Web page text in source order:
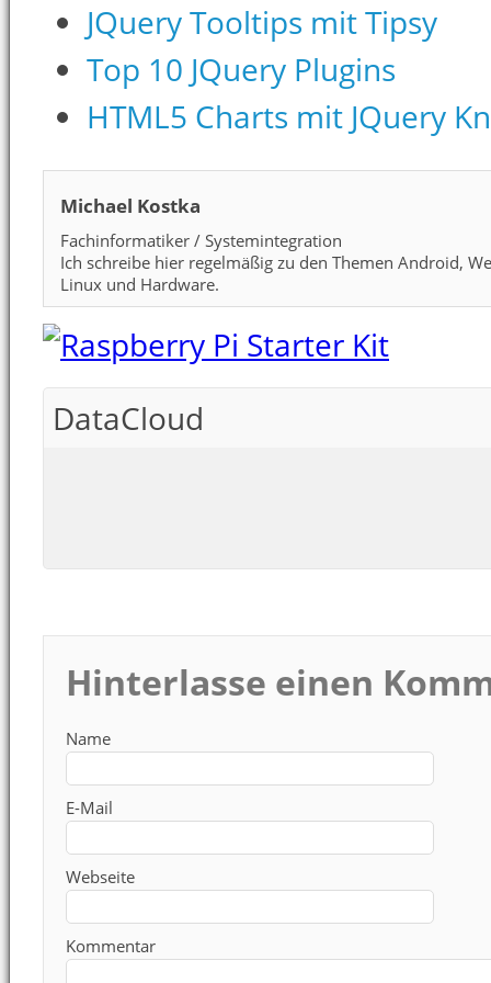
JQuery Tooltips mit Tipsy
Top 10 JQuery Plugins
HTML5 Charts mit JQuery
Michael Kostka
Fachinformatiker / Systemintegration
Ich schreibe hier regelmäßig zu den Themen Android,
Linux und Hardware.
DataCloud
Hinterlasse einen
Name
E-Mail
Webseite
Kommentar